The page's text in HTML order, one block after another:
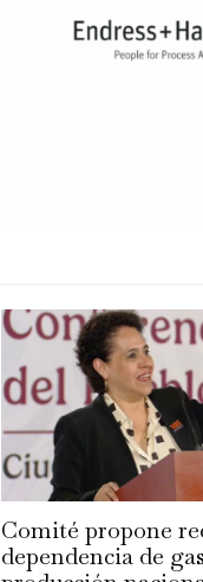
Comité propone
dependencia de